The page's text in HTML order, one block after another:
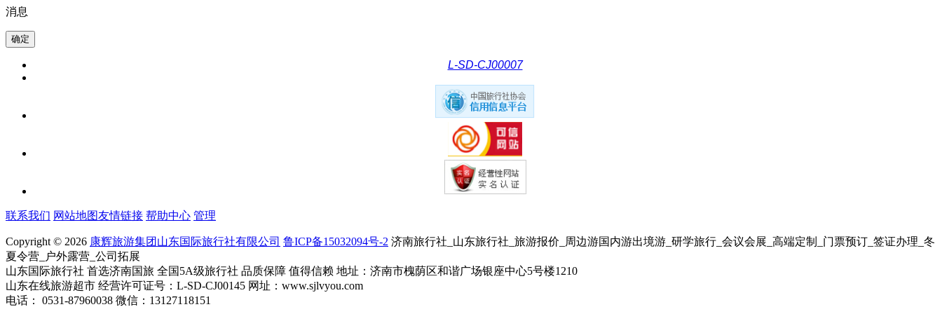
消息
L-SD-CJ00007
联系我们 网站地图友情链接 帮助中心 管理
Copyright © 2026 康辉旅游集团山东国际旅行社有限公司 鲁ICP备15032094号-2 济南旅行社_山东旅行社_旅游报价_周边游国内游出境游_研学旅行_会议会展_高端定制_门票预订_签证办理_冬
夏令营_户外露营_公司拓展
山东国际旅行社 首选济南国旅 全国5A级旅行社 品质保障 值得信赖 地址：济南市槐荫区和谐广场银座中心5号楼1210
山东在线旅游超市 经营许可证号：L-SD-CJ00145 网址：www.sjlvyou.com
电话： 0531-87960038 微信：13127118151